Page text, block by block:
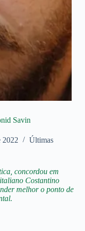
Savin
2022 Últimas
concordou em
Costantino
melhor o ponto de